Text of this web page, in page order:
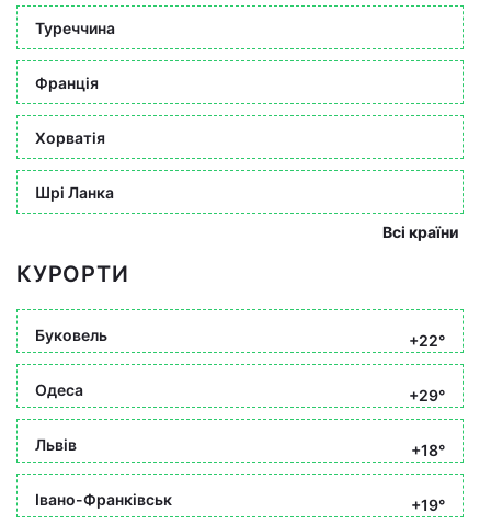
Туреччина
Франція
Хорватія
Шрі Ланка
Всі країни
КУРОРТИ
Буковель +22°
Одеса +29°
Львів +18°
Івано-Франківськ +19°